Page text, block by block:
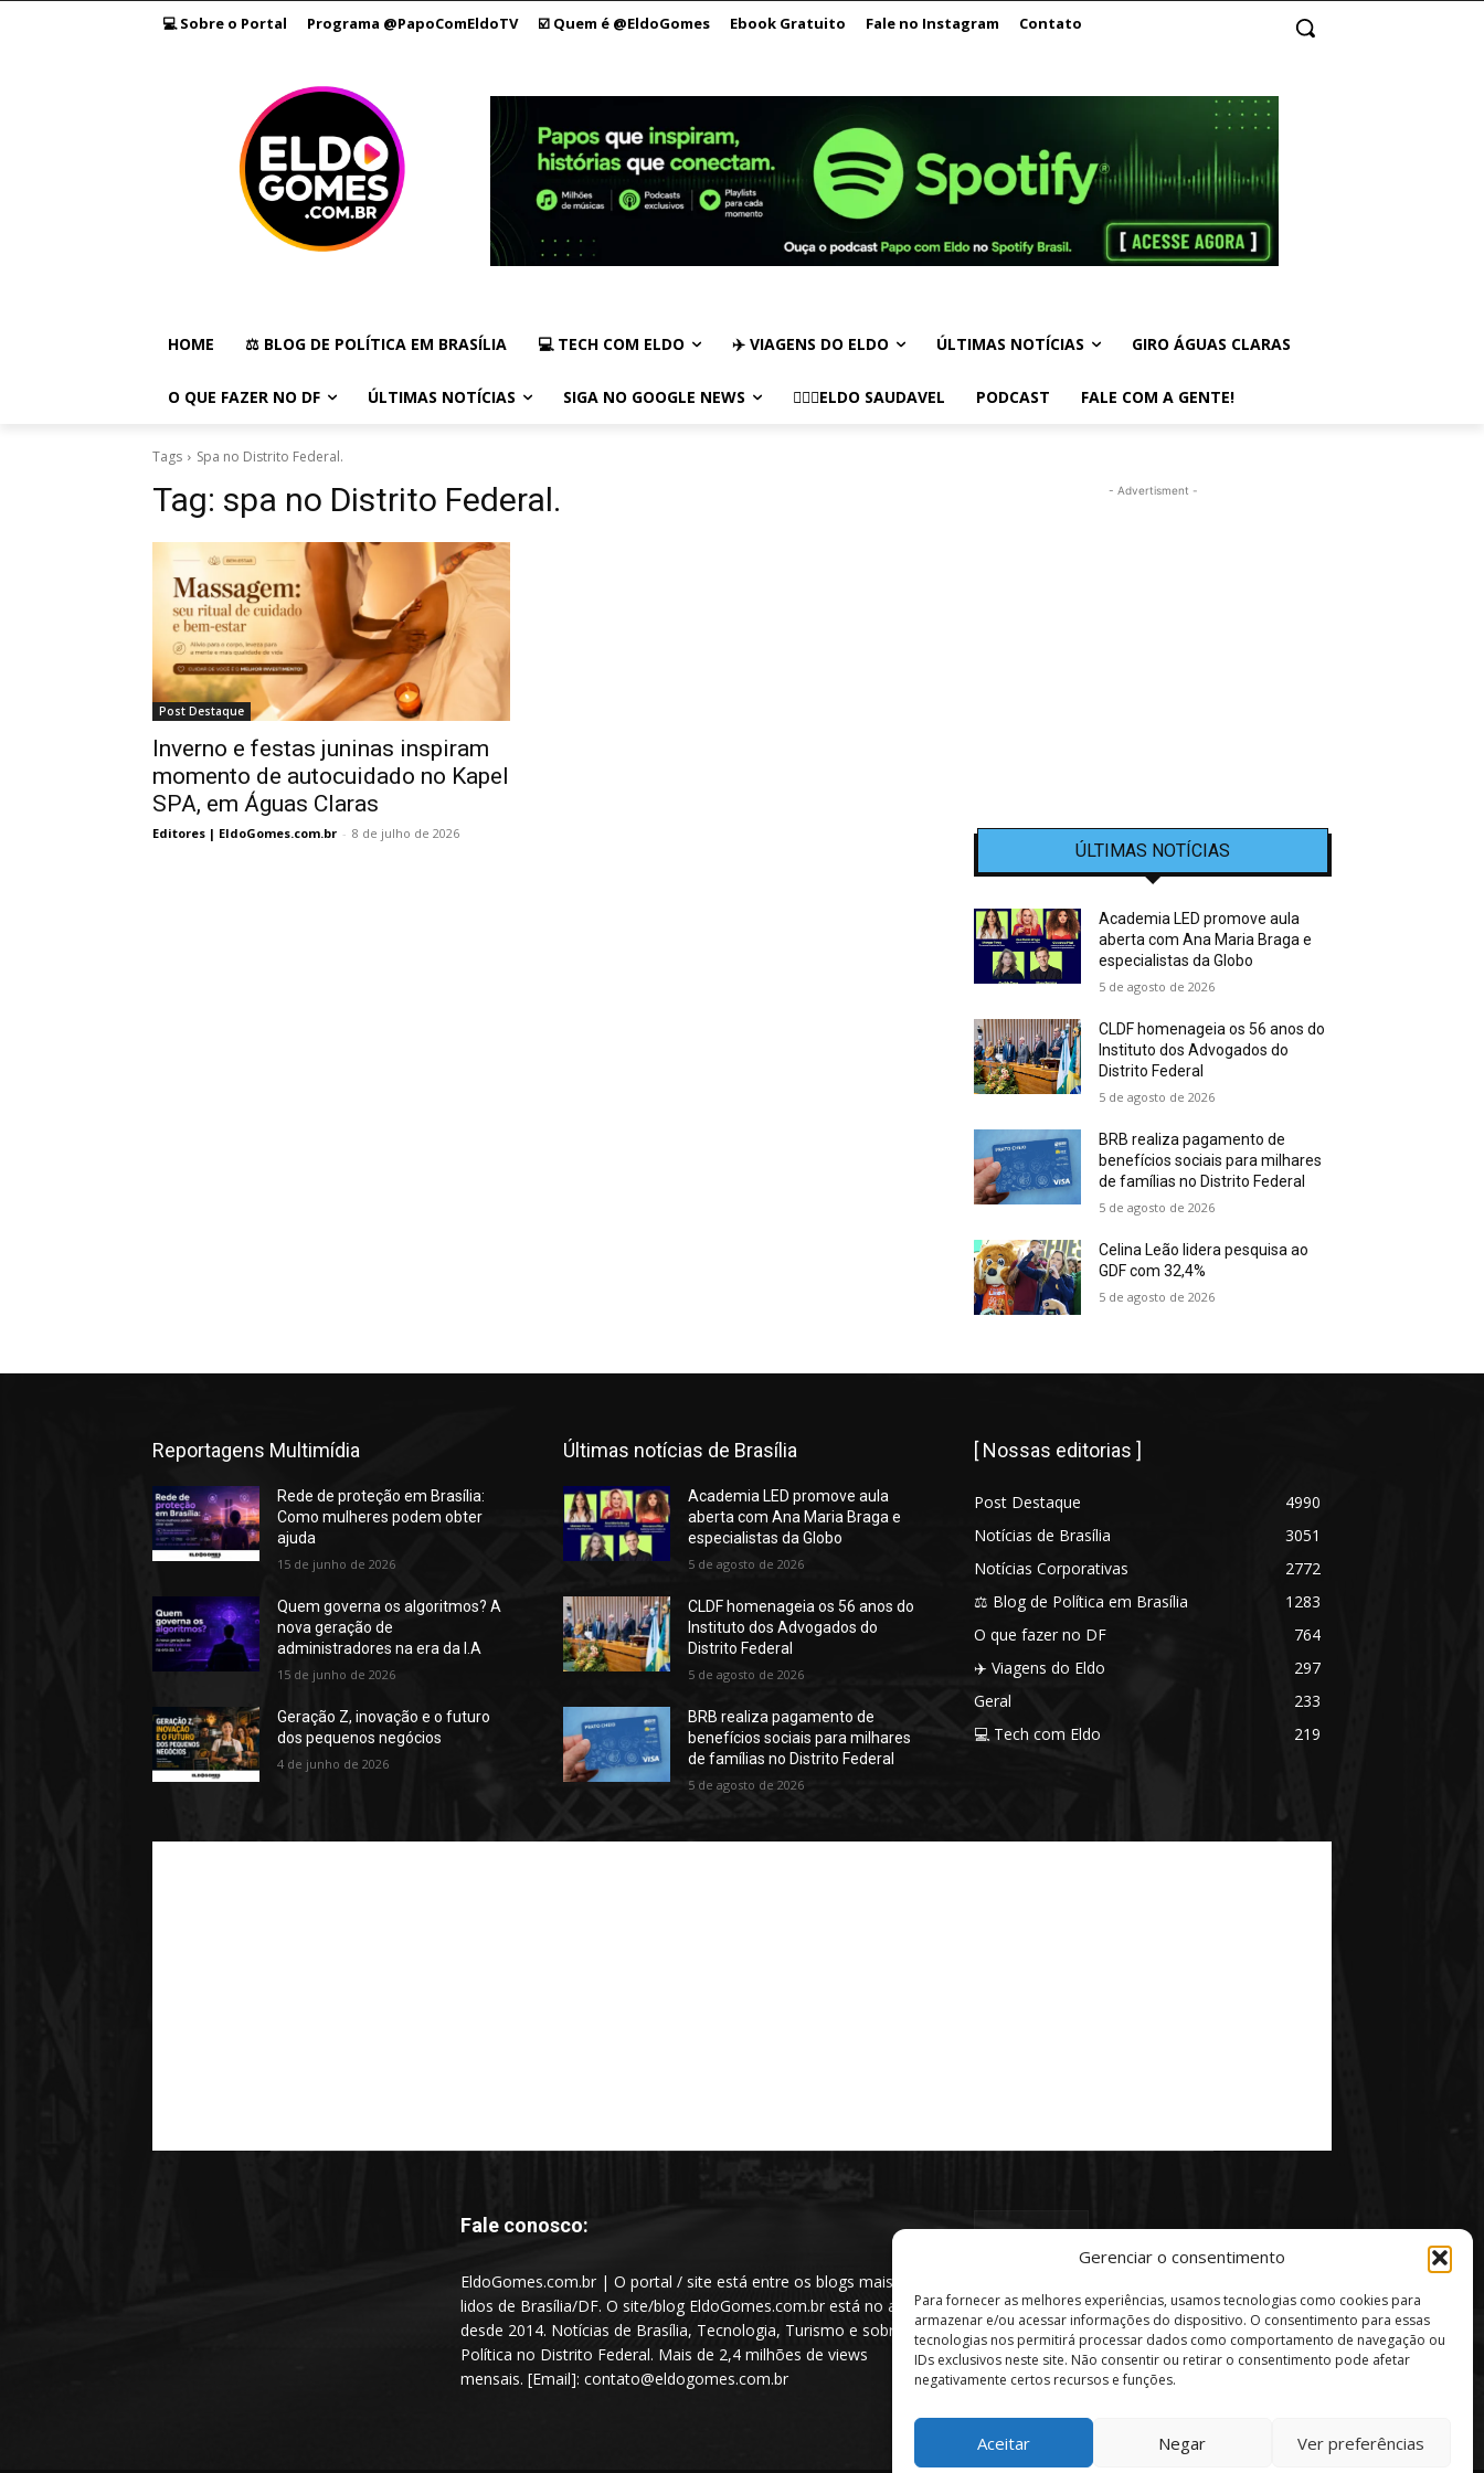
Gerenciar o consentimento
Para fornecer as melhores experiências, usamos tecnologias como cookies para
armazenar e/ou acessar informações do dispositivo. O consentimento para essas
tecnologias nos permitirá processar dados como comportamento de navegação ou
IDs exclusivos neste site. Não consentir ou retirar o consentimento pode afetar
negativamente certos recursos e funções.
Aceitar Negar Ver preferências
💻 Sobre o Portal Programa @PapoComEldoTV ☑️ Quem é @EldoGomes Ebook Gratuito Fale no Instagram Contato
HOME ⚖️ BLOG DE POLÍTICA EM BRASÍLIA 💻 TECH COM ELDO ✈️ VIAGENS DO ELDO ÚLTIMAS NOTÍCIAS GIRO ÁGUAS CLARAS
O QUE FAZER NO DF ÚLTIMAS NOTÍCIAS SIGA NO GOOGLE NEWS 🏃🏻‍♂️ELDO SAUDAVEL PODCAST FALE COM A GENTE!
Tags Spa no Distrito Federal.
Tag: spa no Distrito Federal.
Post Destaque
Inverno e festas juninas inspiram
momento de autocuidado no Kapel
SPA, em Águas Claras
Editores | EldoGomes.com.br - 8 de julho de 2026
- Advertisment -
ÚLTIMAS NOTÍCIAS
Academia LED promove aula
aberta com Ana Maria Braga e
especialistas da Globo
5 de agosto de 2026
CLDF homenageia os 56 anos do
Instituto dos Advogados do
Distrito Federal
5 de agosto de 2026
BRB realiza pagamento de
benefícios sociais para milhares
de famílias no Distrito Federal
5 de agosto de 2026
Celina Leão lidera pesquisa ao
GDF com 32,4%
5 de agosto de 2026
Reportagens Multimídia
Rede de proteção em Brasília:
Como mulheres podem obter
ajuda
15 de junho de 2026
Quem governa os algoritmos? A
nova geração de
administradores na era da I.A
15 de junho de 2026
Geração Z, inovação e o futuro
dos pequenos negócios
4 de junho de 2026
Últimas notícias de Brasília
Academia LED promove aula
aberta com Ana Maria Braga e
especialistas da Globo
5 de agosto de 2026
CLDF homenageia os 56 anos do
Instituto dos Advogados do
Distrito Federal
5 de agosto de 2026
BRB realiza pagamento de
benefícios sociais para milhares
de famílias no Distrito Federal
5 de agosto de 2026
[ Nossas editorias ]
Post Destaque
4990
Notícias de Brasília
3051
Notícias Corporativas
2772
⚖️ Blog de Política em Brasília
1283
O que fazer no DF
764
✈️ Viagens do Eldo
297
Geral
233
💻 Tech com Eldo
219
Fale conosco:
EldoGomes.com.br | O portal / site está entre os blogs mais
lidos de Brasília/DF. O site/blog EldoGomes.com.br está no ar
desde 2014. Notícias de Brasília, Tecnologia, Turismo e sobre a
Política no Distrito Federal. Mais de 2,4 milhões de views
mensais. [Email]: contato@eldogomes.com.br